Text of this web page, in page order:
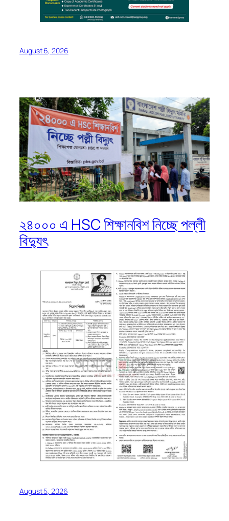
August 6, 2026
২৪০০০ এ HSC শিক্ষানবিশ নিচ্ছে পল্লী
বিদ্যুৎ
August 5, 2026